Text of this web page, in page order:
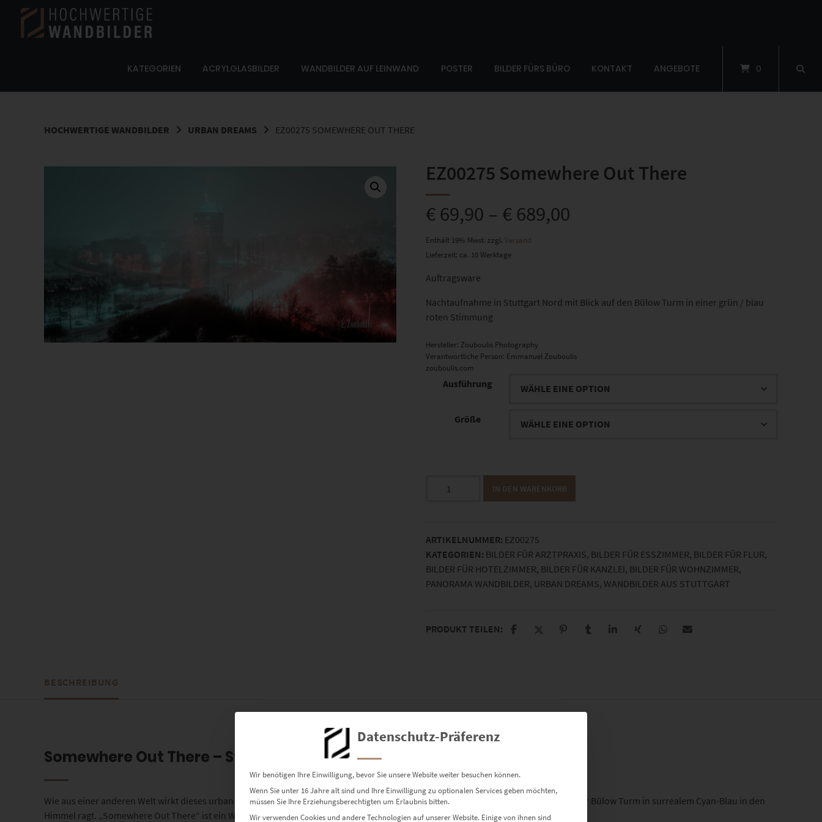
Springe
Inhalt
KATEGORIEN ACRYLGLASBILDER WANDBILDER AUF LEINWAND POSTER BILDER FÜRS BÜRO KONTAKT ANGEBOTE 0
HOCHWERTIGE WANDBILDER URBAN DREAMS EZ00275 SOMEWHERE OUT THERE
EZ00275 Somewhere Out There
€ 69,90 – € 689,00
Enthält 19% Mwst. zzgl. Versand
Lieferzeit: ca. 10 Werktage
Auftragsware
Nachtaufnahme in Stuttgart Nord mit Blick auf den Bülow Turm in einer grün / blau
roten Stimmung
Hersteller: Zouboulis Photography
Verantwortliche Person: Emmanuel Zouboulis
zouboulis.com
Ausführung
Größe
Menge
IN DEN WARENKORB
ARTIKELNUMMER: EZ00275
KATEGORIEN: BILDER FÜR ARZTPRAXIS, BILDER FÜR ESSZIMMER, BILDER FÜR FLUR,
BILDER FÜR HOTELZIMMER, BILDER FÜR KANZLEI, BILDER FÜR WOHNZIMMER,
PANORAMA WANDBILDER, URBAN DREAMS, WANDBILDER AUS STUTTGART
PRODUKT TEILEN:
BESCHREIBUNG
Somewhere Out There – Stuttgarter Wintertraum in Cyan & Magenta
Wie aus einer anderen Welt wirkt dieses urban-poetische Nachtbild: Die Lichter der Stadt glimmen unter Schneeflocken, während der Bülow Turm in surrealem Cyan-Blau in den
Himmel ragt. „Somewhere Out There“ ist ein Wandbild für alle, die Atmosphäre suchen – und urbane Stille erleben möchten.
Datenschutz-Präferenz
Wir benötigen Ihre Einwilligung, bevor Sie unsere Website weiter besuchen können.
Wenn Sie unter 16 Jahre alt sind und Ihre Einwilligung zu optionalen Services geben möchten,
müssen Sie Ihre Erziehungsberechtigten um Erlaubnis bitten.
Wir verwenden Cookies und andere Technologien auf unserer Website. Einige von ihnen sind